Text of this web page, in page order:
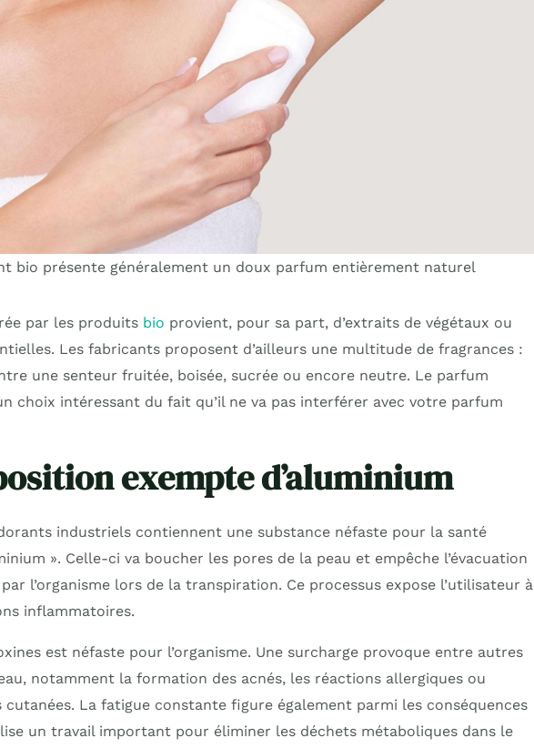
bio présente généralement un doux parfum entièrement naturel
par les produits bio provient, pour sa part, d’extraits de végétaux ou
Les fabricants proposent d’ailleurs une multitude de fragrances :
une senteur fruitée, boisée, sucrée ou encore neutre. Le parfum
choix intéressant du fait qu’il ne va pas interférer avec votre parfum
exempte d’aluminium
industriels contiennent une substance néfaste pour la santé
». Celle-ci va boucher les pores de la peau et empêche l’évacuation
l’organisme lors de la transpiration. Ce processus expose l’utilisateur à
inflammatoires.
est néfaste pour l’organisme. Une surcharge provoque entre autres
notamment la formation des acnés, les réactions allergiques ou
La fatigue constante figure également parmi les conséquences
un travail important pour éliminer les déchets métaboliques dans le